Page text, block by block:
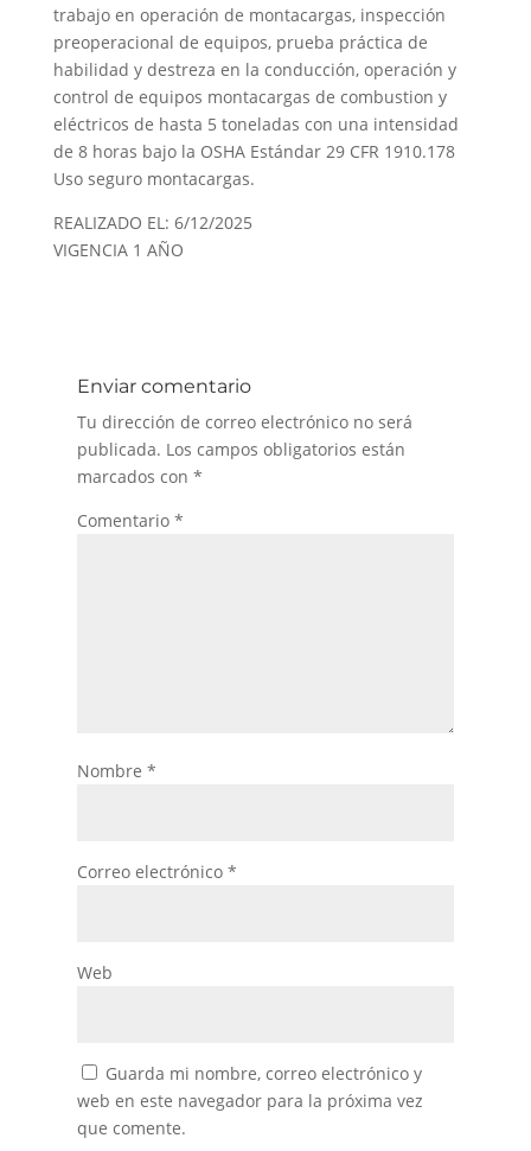
trabajo en operación de montacargas, inspección
preoperacional de equipos, prueba práctica de
habilidad y destreza en la conducción, operación y
control de equipos montacargas de combustion y
eléctricos de hasta 5 toneladas con una intensidad
de 8 horas bajo la OSHA Estándar 29 CFR 1910.178
Uso seguro montacargas.
REALIZADO EL: 6/12/2025
VIGENCIA 1 AÑO
Enviar comentario
Tu dirección de correo electrónico no será
publicada. Los campos obligatorios están
marcados con *
Comentario *
Nombre *
Correo electrónico *
Web
Guarda mi nombre, correo electrónico y
web en este navegador para la próxima vez
que comente.